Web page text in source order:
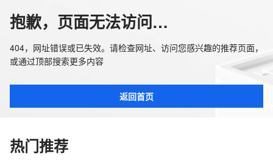
抱歉，页面无法访问…
404，网址错误或已失效。请检查网址、访问您感兴趣的推荐页面，
或通过顶部搜索更多内容
返回首页
热门推荐